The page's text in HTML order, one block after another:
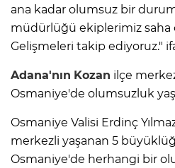
ana kadar olumsuz bir
müdürlüğü ekiplerimiz saha
Gelişmeleri takip ediyoruz."
Adana'nın Kozan ilçe
Osmaniye'de olumsuzluk
Osmaniye Valisi Erdinç
merkezli yaşanan 5
Osmaniye'de herhangi bir